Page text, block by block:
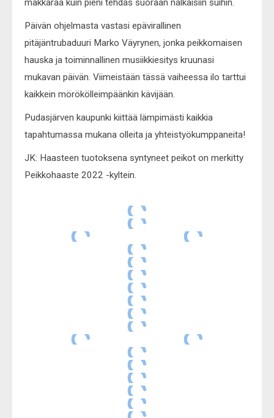
Päivän ohjelmasta vastasi epävirallinen
pitäjäntrubaduuri Marko Väyrynen, jonka peikkomaisen
hauska ja toiminnallinen musiikkiesitys kruunasi
mukavan päivän. Viimeistään tässä vaiheessa ilo tarttui
kaikkein mörökölleimpäänkin kävijään.
Pudasjärven kaupunki kiittää lämpimästi kaikkia
tapahtumassa mukana olleita ja yhteistyökumppaneita!
JK: Haasteen tuotoksena syntyneet peikot on merkitty
Peikkohaaste 2022 -kyltein.